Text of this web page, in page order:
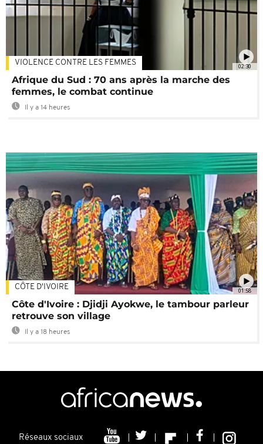
02:30
VIOLENCE CONTRE LES FEMMES
Afrique du Sud : 70 ans après la marche des
femmes, le combat continue
Il y a 14 heures
01:58
CÔTE D'IVOIRE
Côte d'Ivoire : Djidji Ayokwe, le tambour parleur
retrouve son village
Il y a 18 heures
Réseaux sociaux